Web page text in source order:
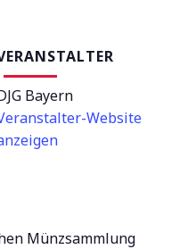
Münzsammlung
Bayern
Website